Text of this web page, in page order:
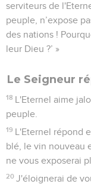
serviteurs de
peuple, n’expose
des nations !
leur Dieu ?’ »
Le Seigneur
18 L'Eternel aime
peuple.
19 L'Eternel répond
blé, le vin nouveau
ne vous exposerai
20 J'éloignerai de